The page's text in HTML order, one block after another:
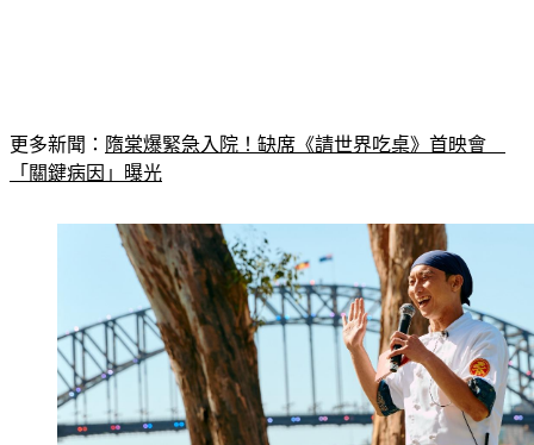
更多新聞： 隋棠爆緊急入院！缺席《請世界吃桌》首映會